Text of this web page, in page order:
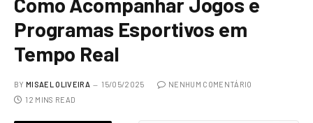
Programas Esportivos em
Tempo Real
BY MISAEL OLIVEIRA 15/05/2025
NENHUM COMENTÁRIO
12 MINS READ